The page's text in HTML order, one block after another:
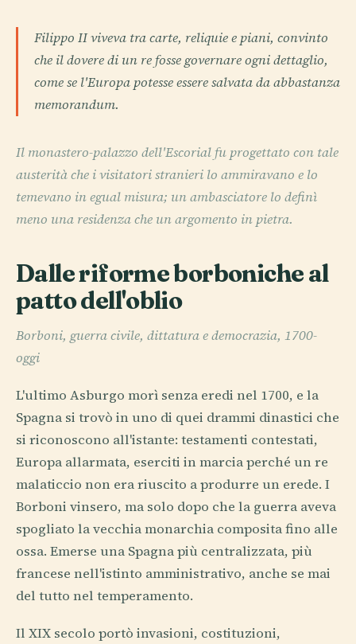
Filippo II viveva tra carte, reliquie e piani, convinto
che il dovere di un re fosse governare ogni dettaglio,
come se l'Europa potesse essere salvata da abbastanza
memorandum.
Il monastero-palazzo dell'Escorial fu progettato con tale
austerità che i visitatori stranieri lo ammiravano e lo
temevano in egual misura; un ambasciatore lo definì
meno una residenza che un argomento in pietra.
Dalle riforme borboniche al
patto dell'oblio
Borboni, guerra civile, dittatura e democrazia, 1700-
oggi
L'ultimo Asburgo morì senza eredi nel 1700, e la
Spagna si trovò in uno di quei drammi dinastici che
si riconoscono all'istante: testamenti contestati,
Europa allarmata, eserciti in marcia perché un re
malaticcio non era riuscito a produrre un erede. I
Borboni vinsero, ma solo dopo che la guerra aveva
spogliato la vecchia monarchia composita fino alle
ossa. Emerse una Spagna più centralizzata, più
francese nell'istinto amministrativo, anche se mai
del tutto nel temperamento.
Il XIX secolo portò invasioni, costituzioni,